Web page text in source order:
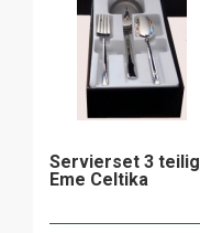
Servierset 3 teilig
Eme Celtika